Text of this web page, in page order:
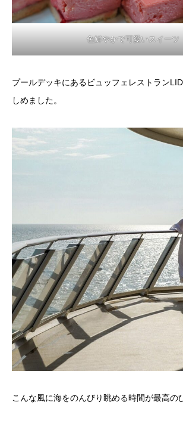
色鮮やかで可愛いスイーツ
プールデッキにあるビュッフェレストラン
しめました。
こんな風に海をのんびり眺める時間が最高の